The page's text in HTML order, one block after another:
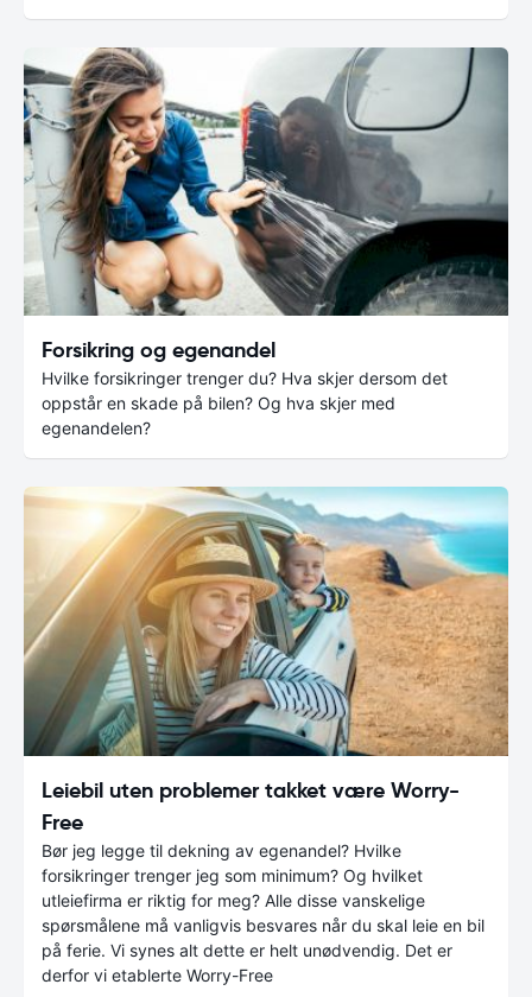
Forsikring og egenandel
Hvilke forsikringer trenger du? Hva skjer dersom det
oppstår en skade på bilen? Og hva skjer med
egenandelen?
Leiebil uten problemer takket være Worry-
Free
Bør jeg legge til dekning av egenandel? Hvilke
forsikringer trenger jeg som minimum? Og hvilket
utleiefirma er riktig for meg? Alle disse vanskelige
spørsmålene må vanligvis besvares når du skal leie en bil
på ferie. Vi synes alt dette er helt unødvendig. Det er
derfor vi etablerte Worry-Free